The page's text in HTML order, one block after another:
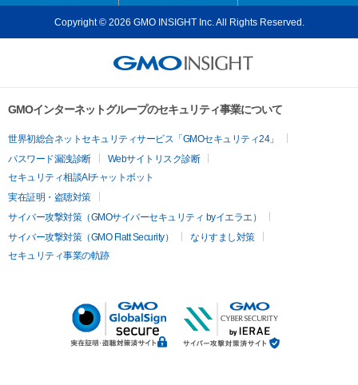
Copyright © 2026 GMO INSIGHT Inc. All Rights Reserved.
GMOインターネットグループのセキュリティ事業について
世界初総合ネットセキュリティサービス「GMOセキュリティ24」
パスワード漏洩診断
Webサイトリスク診断
セキュリティ相談AIチャットボット
実在証明・盗聴対策
サイバー攻撃対策（GMOサイバーセキュリティ byイエラエ）
サイバー攻撃対策（GMO Flatt Security）
なりすまし対策
セキュリティ事業の軌跡